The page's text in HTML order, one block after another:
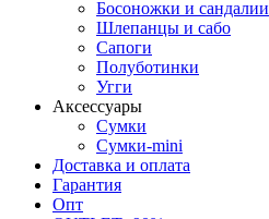
Босоножки и сандалии
Шлепанцы и сабо
Сапоги
Полуботинки
Угги
Аксессуары
Сумки
Сумки-mini
Доставка и оплата
Гарантия
Опт